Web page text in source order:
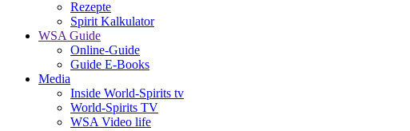
Rezepte
Spirit Kalkulator
WSA Guide
Online-Guide
Guide E-Books
Media
Inside World-Spirits tv
World-Spirits TV
WSA Video life